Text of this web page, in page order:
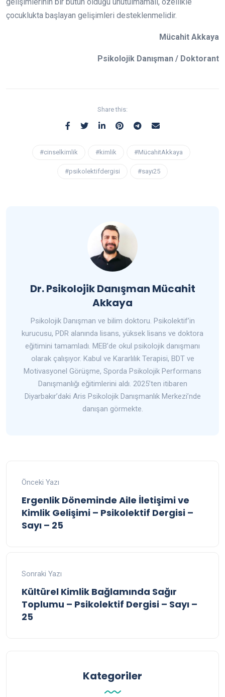
gelişimlerinin bir bütün olduğu unutulmamalı, özellikle
çocuklukta başlayan gelişimleri desteklenmelidir.
Mücahit Akkaya
Psikolojik Danışman / Doktorant
Share this:
#cinselkimlik #kimlik #MücahitAkkaya
#psikolektifdergisi #sayı25
Dr. Psikolojik Danışman Mücahit
Akkaya
Psikolojik Danışman ve bilim doktoru. Psikolektif’in
kurucusu, PDR alanında lisans, yüksek lisans ve doktora
eğitimini tamamladı. MEB’de okul psikolojik danışmanı
olarak çalışıyor. Kabul ve Kararlılık Terapisi, BDT ve
Motivasyonel Görüşme, Sporda Psikolojik Performans
Danışmanlığı eğitimlerini aldı. 2025’ten itibaren
Diyarbakır’daki Aris Psikolojik Danışmanlık Merkezi’nde
danışan görmekte.
Önceki Yazı
Ergenlik Döneminde Aile İletişimi ve
Kimlik Gelişimi – Psikolektif Dergisi –
Sayı – 25
Sonraki Yazı
Kültürel Kimlik Bağlamında Sağır
Toplumu – Psikolektif Dergisi – Sayı –
25
Kategoriler